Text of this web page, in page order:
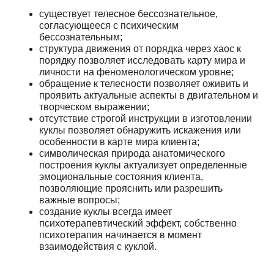
существует телесное бессознательное,
согласующееся с психическим
бессознательным;
структура движения от порядка через хаос к
порядку позволяет исследовать карту мира и
личности на феноменологическом уровне;
обращение к телесности позволяет оживить и
проявить актуальные аспекты в двигательном и
творческом выражении;
отсутствие строгой инструкции в изготовлении
куклы позволяет обнаружить искажения или
особенности в карте мира клиента;
символическая природа анатомического
построения куклы актуализует определенные
эмоциональные состояния клиента,
позволяющие прояснить или разрешить
важные вопросы;
создание куклы всегда имеет
психотерапевтический эффект, собственно
психотерапия начинается в момент
взаимодействия с куклой.